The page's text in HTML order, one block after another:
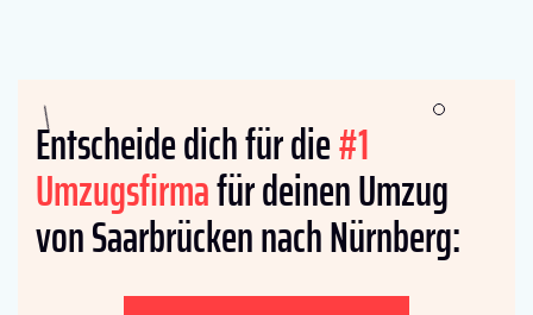
Entscheide dich für die#1
Umzugsfirmafür deinen Umzug
von Saarbrücken nach Nürnberg: